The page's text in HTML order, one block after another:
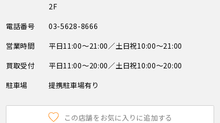
2F
電話番号
03-5628-8666
営業時間
平日11:00～21:00／土日祝10:00～21:00
買取受付
平日11:00～20:00／土日祝10:00～20:00
駐車場
提携駐車場有り
この店舗をお気に入りに追加する